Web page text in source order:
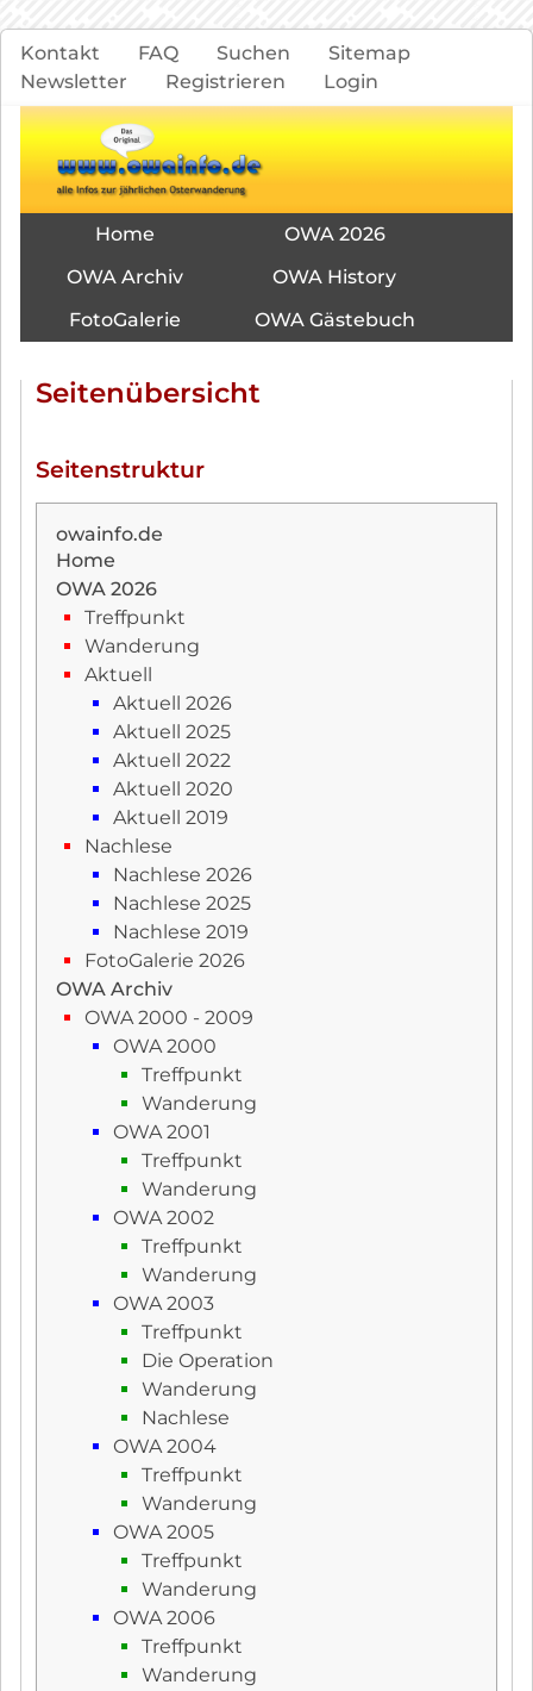
Navigation
überspringen
Kontakt FAQ Suchen
Sitemap
Newsletter
Registrieren Login
NavigationHome
OWA 2026
OWA Archiv
OWA History
FotoGalerie
OWA Gästebuch
Seitenübersicht
Seitenstruktur
owainfo.de
Home
OWA 2026
Treffpunkt
Wanderung
Aktuell
Aktuell 2026
Aktuell 2025
Aktuell 2022
Aktuell 2020
Aktuell 2019
Nachlese
Nachlese 2026
Nachlese 2025
Nachlese 2019
FotoGalerie 2026
OWA Archiv
OWA 2000 - 2009
OWA 2000
Treffpunkt
Wanderung
OWA 2001
Treffpunkt
Wanderung
OWA 2002
Treffpunkt
Wanderung
OWA 2003
Treffpunkt
Die Operation
Wanderung
Nachlese
OWA 2004
Treffpunkt
Wanderung
OWA 2005
Treffpunkt
Wanderung
OWA 2006
Treffpunkt
Wanderung